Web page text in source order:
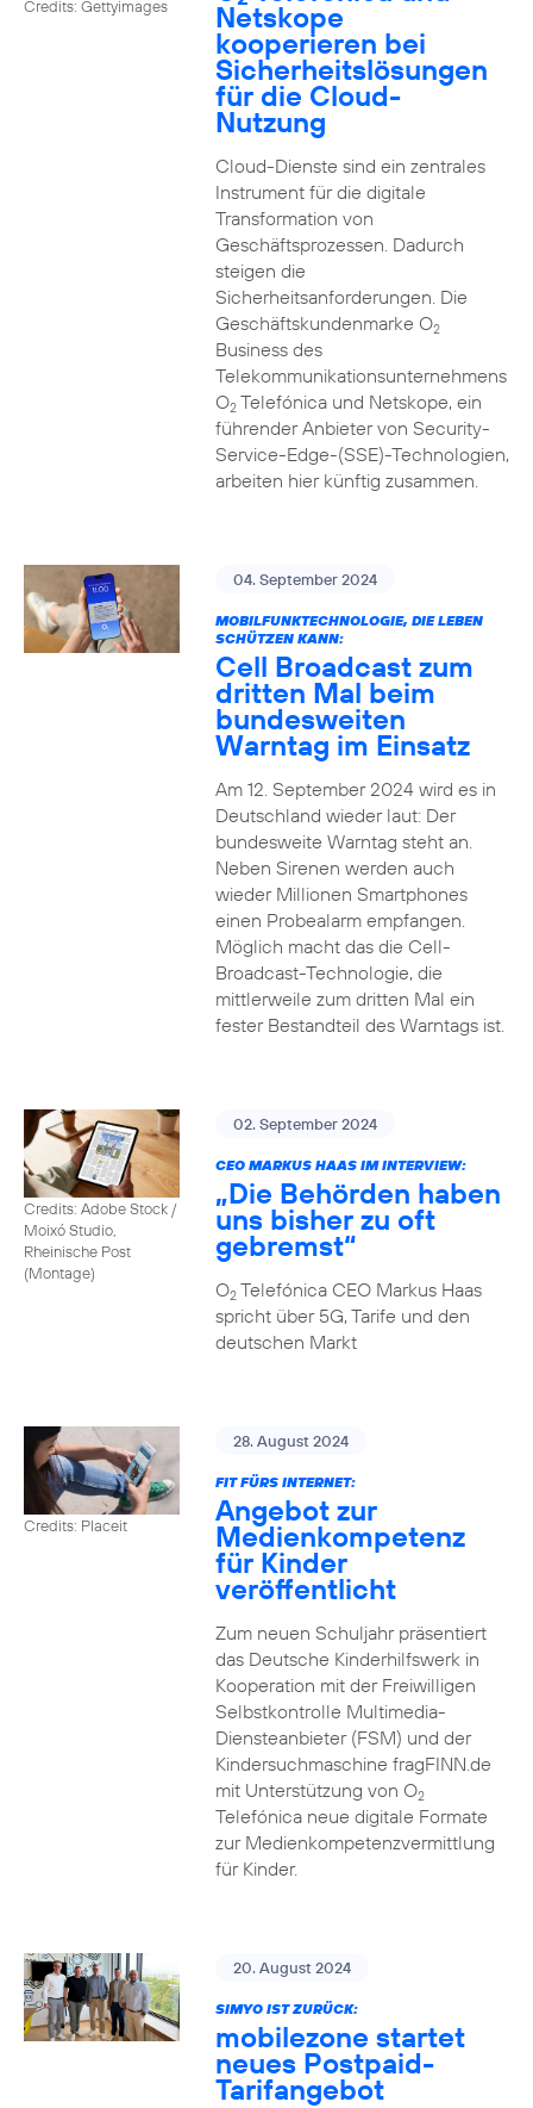
Credits: Gettyimages Netskope
kooperieren bei
Sicherheitslösungen
für die Cloud-
Nutzung
Cloud-Dienste sind ein zentrales
Instrument für die digitale
Transformation von
Geschäftsprozessen. Dadurch
steigen die
Sicherheitsanforderungen. Die
Geschäftskundenmarke O2
Business des
Telekommunikationsunternehmens
O2Telefónica und Netskope, ein
führender Anbieter von Security-
Service-Edge-(SSE)-Technologien,
arbeiten hier künftig zusammen.
04. September 2024
MOBILFUNKTECHNOLOGIE, DIE LEBEN
SCHÜTZEN KANN:
Cell Broadcast zum
dritten Mal beim
bundesweiten
Warntag im Einsatz
Am 12. September 2024 wird es in
Deutschland wieder laut: Der
bundesweite Warntag steht an.
Neben Sirenen werden auch
wieder Millionen Smartphones
einen Probealarm empfangen.
Möglich macht das die Cell-
Broadcast-Technologie, die
mittlerweile zum dritten Mal ein
fester Bestandteil des Warntags ist.
Credits: Adobe Stock /
Moixó Studio,
Rheinische Post
(Montage)
02. September 2024
CEO MARKUS HAAS IM INTERVIEW:
„Die Behörden haben
uns bisher zu oft
gebremst“
O2Telefónica CEO Markus Haas
spricht über 5G, Tarife und den
deutschen Markt
Credits: Placeit
28. August 2024
FIT FÜRS INTERNET:
Angebot zur
Medienkompetenz
für Kinder
veröffentlicht
Zum neuen Schuljahr präsentiert
das Deutsche Kinderhilfswerk in
Kooperation mit der Freiwilligen
Selbstkontrolle Multimedia-
Diensteanbieter (FSM) und der
Kindersuchmaschine fragFINN.de
mit Unterstützung von O2
Telefónica neue digitale Formate
zur Medienkompetenzvermittlung
für Kinder.
20. August 2024
SIMYO IST ZURÜCK:
mobilezone startet
neues Postpaid-
Tarifangebot